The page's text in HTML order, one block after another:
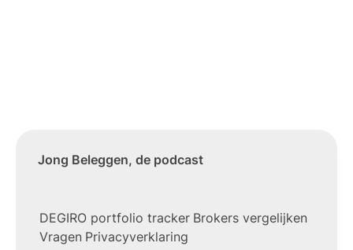
Jong Beleggen, de podcast
DEGIRO portfolio tracker Brokers vergelijken
Vragen Privacyverklaring